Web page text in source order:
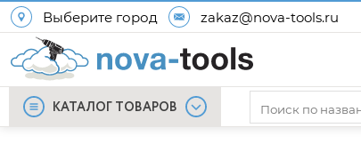
Выберите город zakaz@nova-tools.ru
КАТАЛОГ ТОВАРОВ